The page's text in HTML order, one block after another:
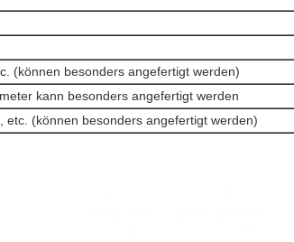
(können besonders angefertigt werden)
kann besonders angefertigt werden
etc. (können besonders angefertigt werden)